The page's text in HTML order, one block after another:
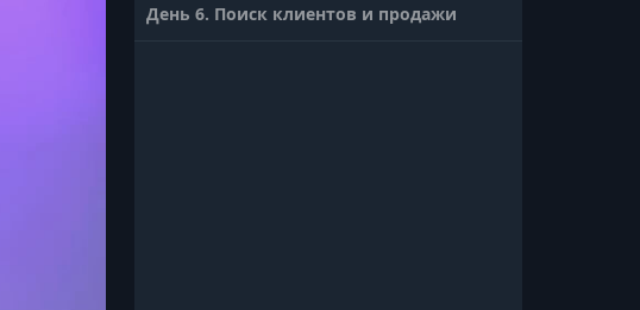
День 6. Поиск клиентов и продажи